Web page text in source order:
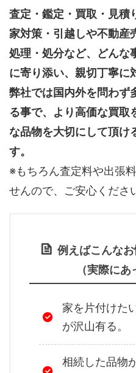
査定・鑑定・買取・見積
家対策・引越しや不動産
処理・処分など、どんな
に寄り添い、親切丁寧に
弊社では国内外を問わず
る事で、より高価な買取
な品物を大切にして頂け
す。
※もちろん査定料や出張
せんので、ご安心くださ
例えばこんな
（実際にあ
家を片付けた
が沢山有る。
相続した品物